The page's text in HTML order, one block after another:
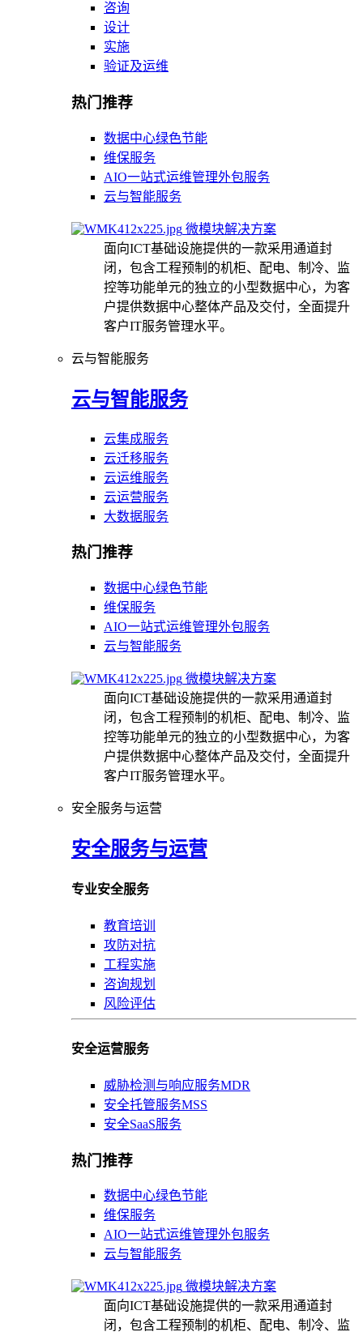
咨询
设计
实施
验证及运维
热门推荐
数据中心绿色节能
维保服务
AIO一站式运维管理外包服务
云与智能服务
微模块解决方案
面向ICT基础设施提供的一款采用通道封
闭，包含工程预制的机柜、配电、制冷、监
控等功能单元的独立的小型数据中心，为客
户提供数据中心整体产品及交付，全面提升
客户IT服务管理水平。
云与智能服务
云与智能服务
云集成服务
云迁移服务
云运维服务
云运营服务
大数据服务
热门推荐
数据中心绿色节能
维保服务
AIO一站式运维管理外包服务
云与智能服务
微模块解决方案
面向ICT基础设施提供的一款采用通道封
闭，包含工程预制的机柜、配电、制冷、监
控等功能单元的独立的小型数据中心，为客
户提供数据中心整体产品及交付，全面提升
客户IT服务管理水平。
安全服务与运营
安全服务与运营
专业安全服务
教育培训
攻防对抗
工程实施
咨询规划
风险评估
安全运营服务
威胁检测与响应服务MDR
安全托管服务MSS
安全SaaS服务
热门推荐
数据中心绿色节能
维保服务
AIO一站式运维管理外包服务
云与智能服务
微模块解决方案
面向ICT基础设施提供的一款采用通道封
闭，包含工程预制的机柜、配电、制冷、监